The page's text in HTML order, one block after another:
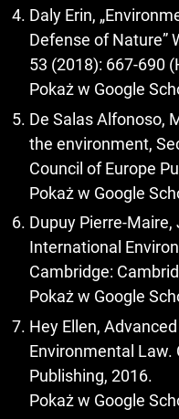
Daly Erin,
Defense of Nature”
53 (2018): 667-690
Pokaż w Google
De Salas Alfonoso,
the environment,
Council of Europe
Pokaż w Google
Dupuy Pierre-Maire,
International
Cambridge:
Pokaż w Google
Hey Ellen,
Environmental Law.
Publishing, 2016.
Pokaż w Google